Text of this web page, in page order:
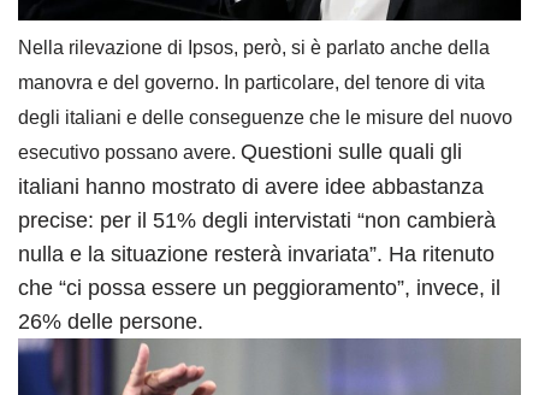
Nella rilevazione di Ipsos, però, si è parlato anche della
manovra e del governo. In particolare, del tenore di vita
degli italiani e delle conseguenze che le misure del nuovo
esecutivo possano avere. Questioni sulle quali gli
italiani hanno mostrato di avere idee abbastanza
precise: per il 51% degli intervistati “non cambierà
nulla e la situazione resterà invariata”. Ha ritenuto
che “ci possa essere un peggioramento”, invece, il
26% delle persone.